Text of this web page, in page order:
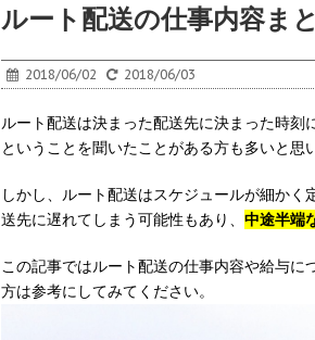
ルート配送の仕事内容ま
2018/06/02 2018/06/03
ルート配送は決まった配送先に決まった時
ということを聞いたことがある方も多いと思
しかし、ルート配送はスケジュールが細か
送先に遅れてしまう可能性もあり、 中途半端
この記事ではルート配送の仕事内容や給与
方は参考にしてみてください。